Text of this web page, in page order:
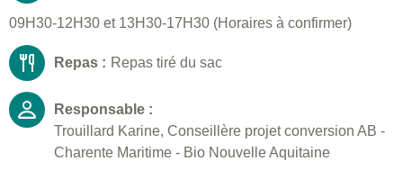
09H30-12H30 et 13H30-17H30 (Horaires à confirmer)
Repas : Repas tiré du sac
Responsable :
Trouillard Karine, Conseillère projet conversion AB -
Charente Maritime - Bio Nouvelle Aquitaine